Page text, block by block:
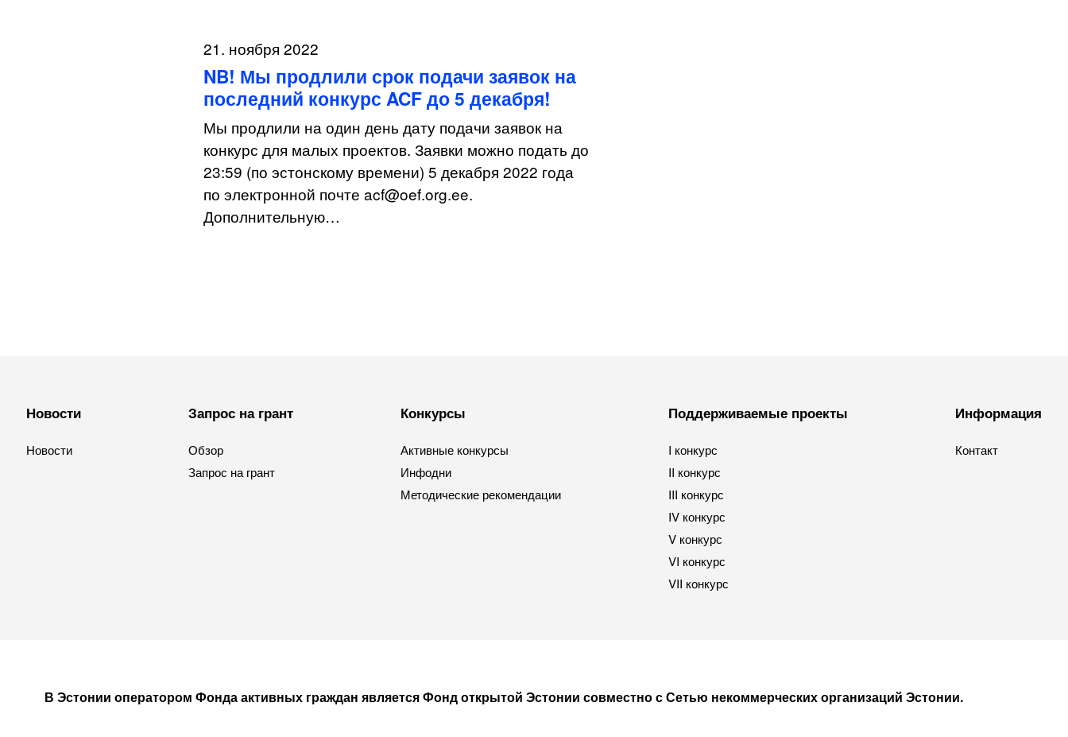
21. ноября 2022
NB! Мы продлили срок подачи заявок на
последний конкурс ACF до 5 декабря!
Мы продлили на один день дату подачи заявок на
конкурс для малых проектов. Заявки можно подать до
23:59 (по эстонскому времени) 5 декабря 2022 года
по электронной почте acf@oef.org.ee.
Дополнительную…
Новости
Новости
Запрос на грант
Обзор
Запрос на грант
Конкурсы
Активные конкурсы
Инфодни
Методические рекомендации
Поддерживаемые проекты
I конкурс
II конкурс
III конкурс
IV конкурс
V конкурс
VI конкурс
VII конкурс
Информация
Контакт
В Эстонии оператором Фонда активных граждан является Фонд открытой Эстонии совместно с Сетью некоммерческих организаций Эстонии.